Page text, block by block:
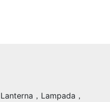
Lanterna，Lampada，